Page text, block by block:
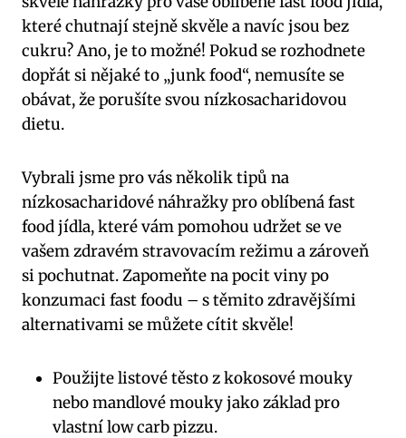
které chutnají stejně skvěle a navíc jsou bez
cukru? Ano, je to možné! Pokud se rozhodnete
dopřát si nějaké to „junk food“, nemusíte se
obávat, že porušíte svou nízkosacharidovou
dietu.
Vybrali jsme pro vás několik tipů na
nízkosacharidové náhražky pro oblíbená fast
food jídla, které vám pomohou udržet se ve
vašem zdravém stravovacím režimu a zároveň
si pochutnat. Zapomeňte na pocit viny po
konzumaci fast foodu – s těmito zdravějšími
alternativami se můžete cítit skvěle!
Použijte listové těsto z kokosové mouky
nebo mandlové mouky jako základ pro
vlastní low carb pizzu.